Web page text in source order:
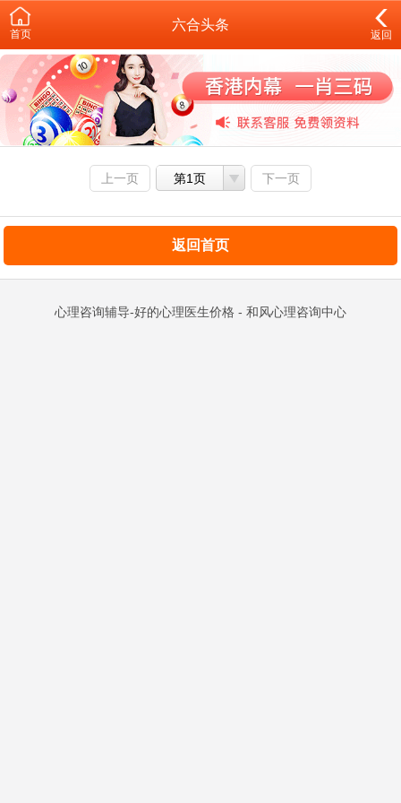
首页
六合头条
返回
上一页 第1页 下一页
返回首页
心理咨询辅导-好的心理医生价格 - 和风心理咨询中心